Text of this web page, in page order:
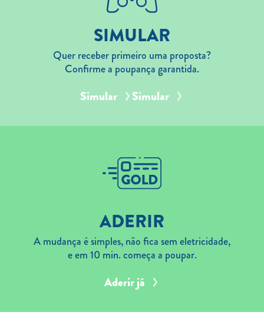
SIMULAR
Quer receber primeiro uma proposta?
Confirme a poupança garantida.
Simular Simular
ADERIR
A mudança é simples, não fica sem eletricidade,
e em 10 min. começa a poupar.
Aderir já